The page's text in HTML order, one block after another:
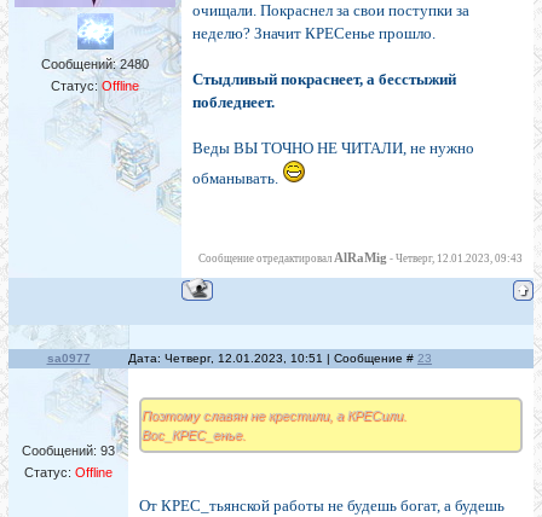
Сообщений:2480
Статус: Offline
очищали. Покраснел за свои поступки за
неделю? Значит КРЕСенье прошло.
Стыдливый покраснеет, а бесстыжий
побледнеет.
Веды ВЫ ТОЧНО НЕ ЧИТАЛИ, не нужно
обманывать.
Сообщение отредактировал AlRaMig - Четверг, 12.01.2023, 09:43
sa0977 Дата: Четверг, 12.01.2023, 10:51 | Сообщение # 23
Сообщений: 93
Статус: Offline
Поэтому славян не крестили, а КРЕСили.
Вос_КРЕС_енье.
От КРЕС_тьянской работы не будешь богат, а будешь